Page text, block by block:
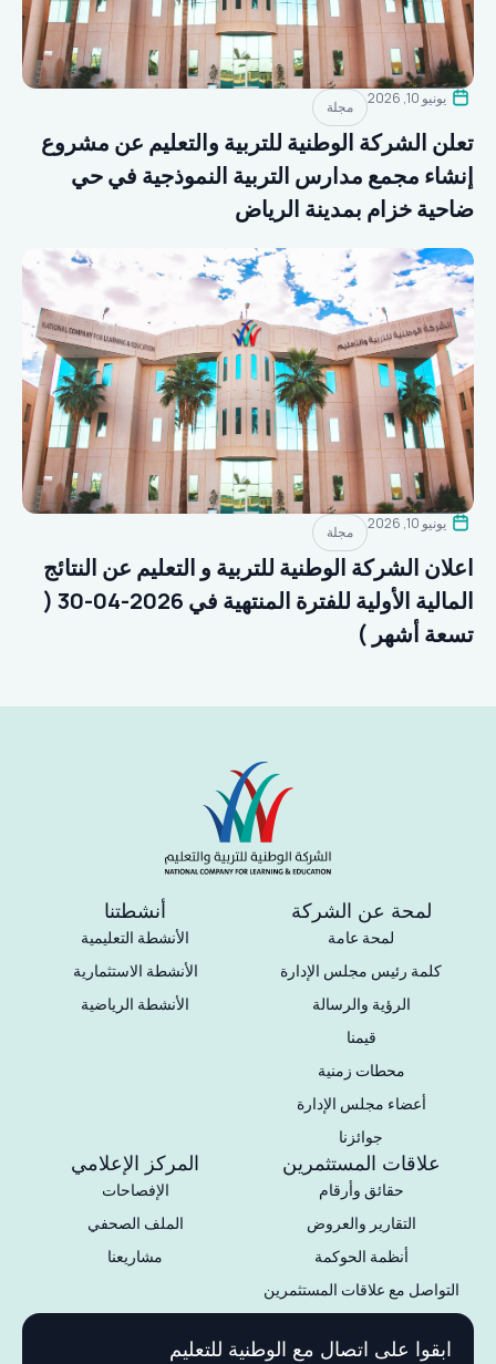
يونيو 10, 2026 مجلة
تعلن الشركة الوطنية للتربية والتعليم عن مشروع
إنشاء مجمع مدارس التربية النموذجية في حي
ضاحية خزام بمدينة الرياض
يونيو 10, 2026 مجلة
اعلان الشركة الوطنية للتربية و التعليم عن النتائج
المالية الأولية للفترة المنتهية في 2026-04-30 (
تسعة أشهر )
لمحة عن الشركة
لمحة عامة
كلمة رئيس مجلس الإدارة
الرؤية والرسالة
قيمنا
محطات زمنية
أعضاء مجلس الإدارة
جوائزنا
أنشطتنا
الأنشطة التعليمية
الأنشطة الاستثمارية
الأنشطة الرياضية
علاقات المستثمرين
حقائق وأرقام
التقارير والعروض
أنظمة الحوكمة
التواصل مع علاقات المستثمرين
المركز الإعلامي
الإفصاحات
الملف الصحفي
مشاريعنا
ابقوا على اتصال مع الوطنية للتعليم